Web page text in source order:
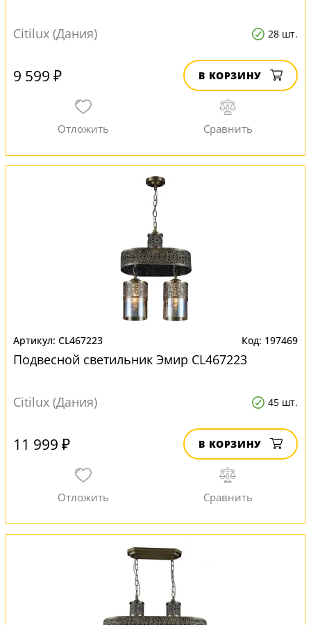
Citilux (Дания) 28 шт.
9 599 ₽ В КОРЗИНУ
CL467223 197469
Подвесной светильник Эмир CL467223
Citilux (Дания) 45 шт.
11 999 ₽ В КОРЗИНУ